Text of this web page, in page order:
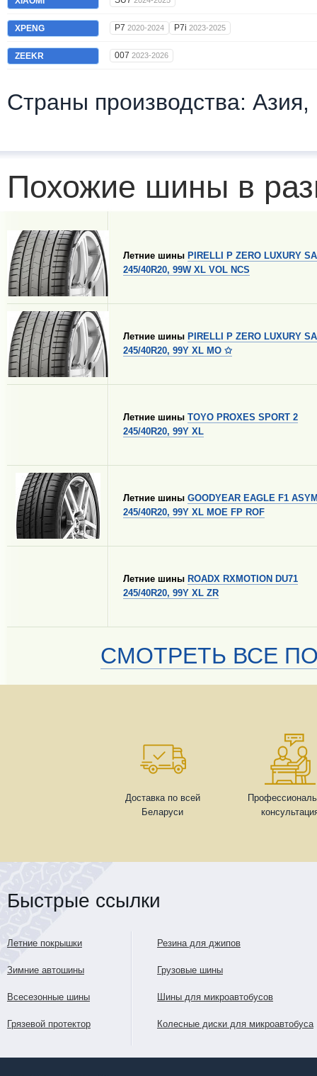
XPENG P7 2020-2024 P7i 2023-2025
ZEEKR 007 2023-2026
Страны производства: Азия,
Похожие шины в
Летние шины PIRELLI P ZERO LUXURY
245/40R20, 99W XL VOL NCS
Летние шины PIRELLI P ZERO LUXURY
245/40R20, 99Y XL MO ✩
Летние шины TOYO PROXES SPORT 2
245/40R20, 99Y XL
Летние шины GOODYEAR EAGLE F1
245/40R20, 99Y XL MOE FP ROF
Летние шины ROADX RXMOTION DU71
245/40R20, 99Y XL ZR
СМОТРЕТЬ ВСЕ
Доставка по всей
Беларуси
Быстрые ссылки
Летние покрышки
Зимние автошины
Всесезонные шины
Грязевой протектор
Резина для джипов
Грузовые шины
Шины для микроавтобусов
Колесные диски для микроавтобуса